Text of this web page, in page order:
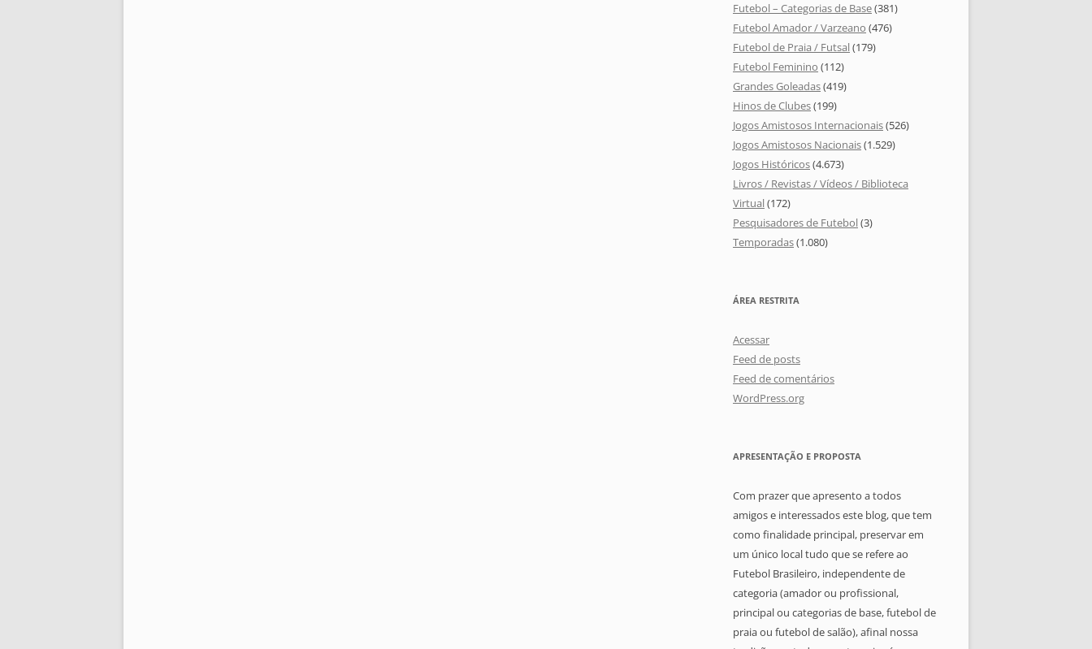
Futebol – Categorias de Base(381)
Futebol Amador / Varzeano (476)
Futebol de Praia / Futsal(179)
Futebol Feminino (112)
Grandes Goleadas(419)
Hinos de Clubes(199)
Jogos Amistosos Internacionais(526)
Jogos Amistosos Nacionais(1.529)
Jogos Históricos(4.673)
Livros / Revistas / Vídeos / Biblioteca
Virtual(172)
Pesquisadores de Futebol(3)
Temporadas(1.080)
ÁREA RESTRITA
Acessar
Feed de posts
Feed de comentários
WordPress.org
APRESENTAÇÃO E PROPOSTA
Com prazer que apresento a todos
amigos e interessados este blog, que tem
como finalidade principal, preservar em
um único local tudo que se refere ao
Futebol Brasileiro, independente de
categoria (amador ou profissional,
principal ou categorias de base, futebol de
praia ou futebol de salão), afinal nossa